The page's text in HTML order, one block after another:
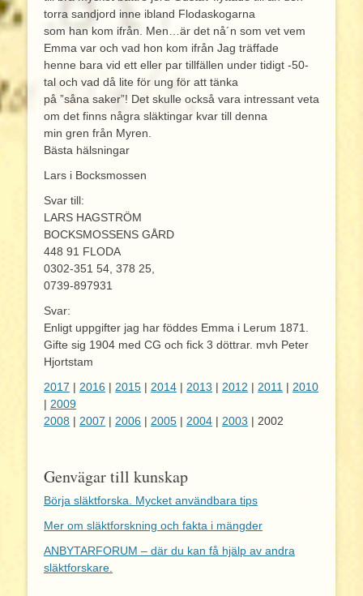
torra sandjord inne ibland Flodaskogarna
som han kom ifrån. Men…är det nå´n som vet vem
Emma var och vad hon kom ifrån Jag träffade
henne bara vid ett eller par tillfällen under tidigt -50-
tal och vad då lite för ung för att tänka
på ”såna saker”! Det skulle också vara intressant veta
om det finns några släktingar kvar till denna
min gren från Myren.
Bästa hälsningar
Lars i Bocksmossen
Svar till:
LARS HAGSTRÖM
BOCKSMOSSENS GÅRD
448 91 FLODA
0302-351 54, 378 25,
0739-897931
Svar:
Enligt uppgifter jag har föddes Emma i Lerum 1871.
Gifte sig 1904 med CG och fick 3 döttrar. mvh Peter
Hjortstam
2017 | 2016 | 2015 | 2014 | 2013 | 2012 | 2011 | 2010
| 2009
2008 | 2007 | 2006 | 2005 | 2004 | 2003 | 2002
Genvägar till kunskap
Börja släktforska. Mycket användbara tips
Mer om släktforskning och fakta i mängder
ANBYTARFORUM – där du kan få hjälp av andra
släktforskare.